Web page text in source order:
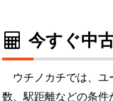
今すぐ中
ウチノカチでは、
数、駅距離などの条